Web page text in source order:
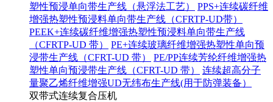
塑性预浸单向带生产线（悬浮法工艺）
PPS+连续碳纤维
增强热塑性预浸料单向带生产线（CFRTP-UD带）
PEEK+连续碳纤维增强热塑性预浸料单向带生产线
（CFRTP-UD 带）
PE+连续玻璃纤维增强热塑性单向预
浸带生产线（CFRT-UD 带）
PE/PP连续芳纶纤维增强热
塑性单向预浸带生产线（CFRT-UD 带）
连续超高分子
量聚乙烯纤维增强UD无纬布生产线(用于防弹装备）
双带式连续复合压机